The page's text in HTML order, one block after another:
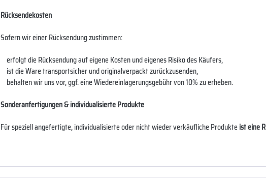
Rücksendekosten
Sofern wir einer Rücksendung zustimmen:
erfolgt die Rücksendung auf eigene Kosten und eigenes Risiko des Käufers,
ist die Ware transportsicher und originalverpackt zurückzusenden,
behalten wir uns vor, ggf. eine Wiedereinlagerungsgebühr von 10% zu erheben.
Sonderanfertigungen & individualisierte Produkte
Für speziell angefertigte, individualisierte oder nicht wieder verkäufliche Produkteist eine